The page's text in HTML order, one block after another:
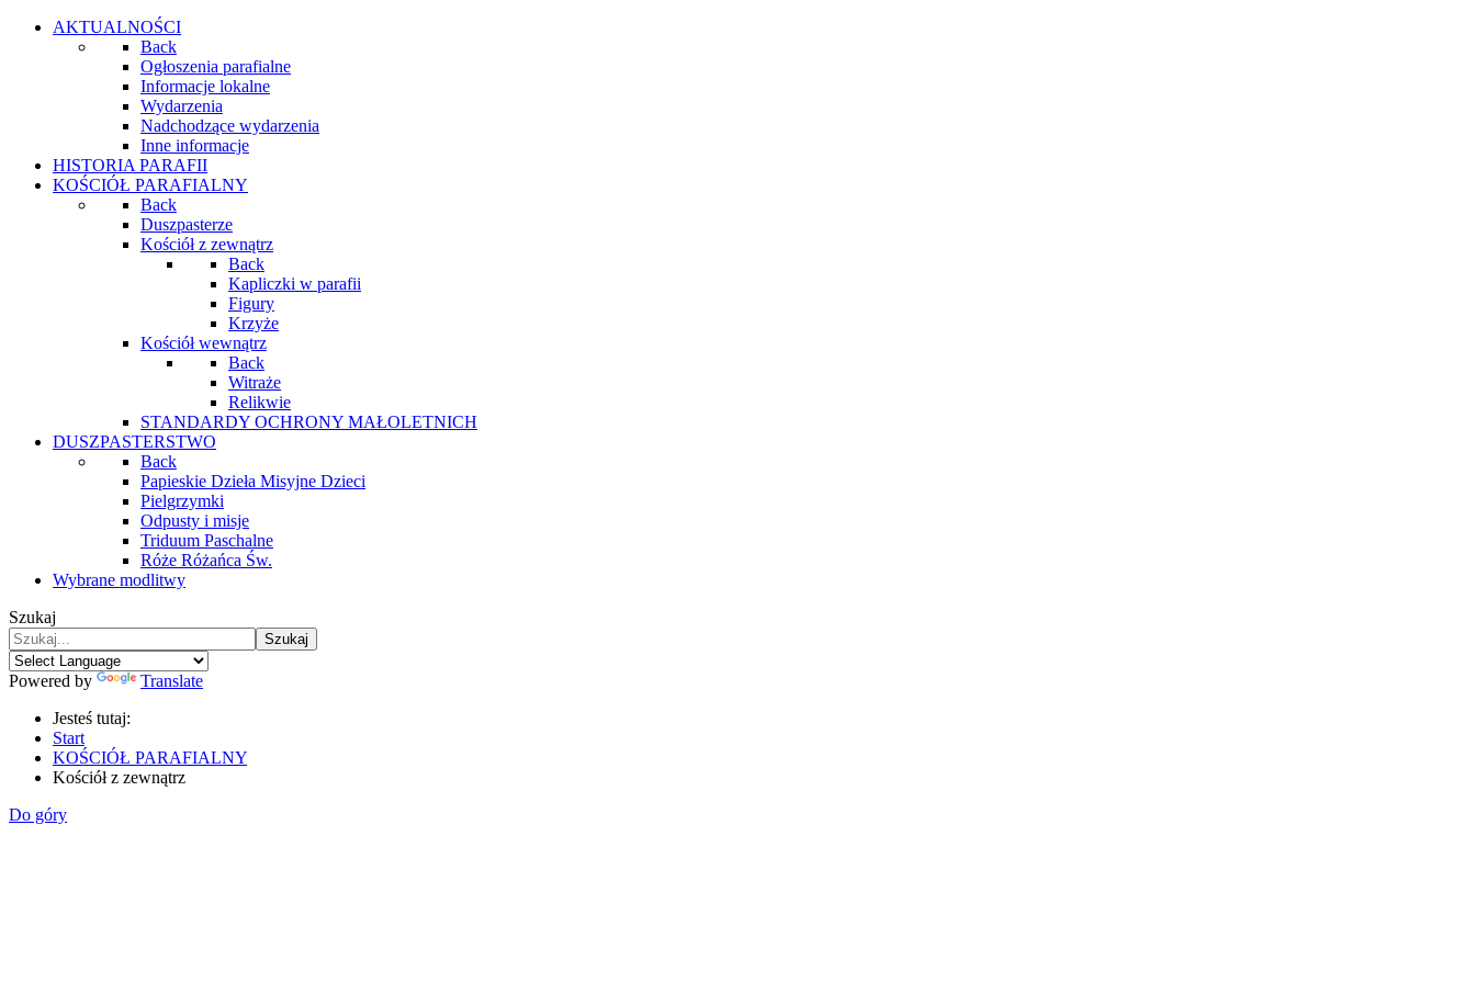
AKTUALNOŚCI
Back
Ogłoszenia parafialne
Informacje lokalne
Wydarzenia
Nadchodzące wydarzenia
Inne informacje
HISTORIA PARAFII
KOŚCIÓŁ PARAFIALNY
Back
Duszpasterze
Kościół z zewnątrz
Back
Kapliczki w parafii
Figury
Krzyże
Kościół wewnątrz
Back
Witraże
Relikwie
STANDARDY OCHRONY MAŁOLETNICH
DUSZPASTERSTWO
Back
Papieskie Dzieła Misyjne Dzieci
Pielgrzymki
Odpusty i misje
Triduum Paschalne
Róże Różańca Św.
Wybrane modlitwy
Szukaj
Szukaj
Powered by
Translate
Jesteś tutaj:
Start
KOŚCIÓŁ PARAFIALNY
Kościół z zewnątrz
Do góry